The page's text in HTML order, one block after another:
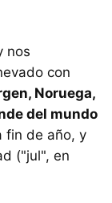
nos
con
Noruega,
del mundo
fin de año, y
("jul", en